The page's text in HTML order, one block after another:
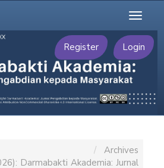
Register Login
Toggle
Archives
Darmabakti Akademia: Jurnal